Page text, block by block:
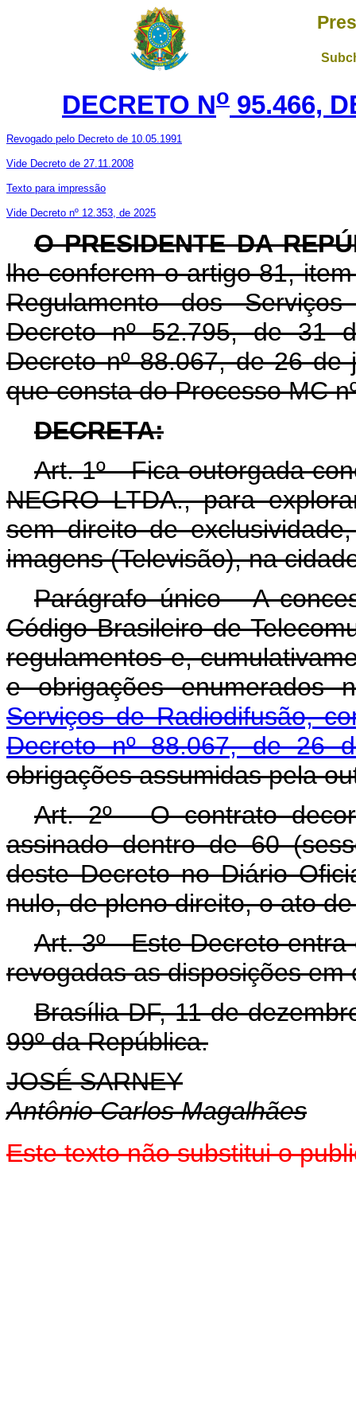
DECRETO No 95.466,
Revogado pelo Decreto de 10.05.1991
Vide Decreto de 27.11.2008
Texto para impressão
Vide Decreto nº 12.353, de 2025
O PRESIDENTE DA
lhe conferem o artigo 81,
Regulamento dos
Decreto nº 52.795, de 31
Decreto nº 88.067, de 26
que consta do Processo MC
DECRETA:
Art. 1º - Fica outorgada
NEGRO LTDA., para
sem direito de
imagens (Televisão), na
Parágrafo único - A
Código Brasileiro de
regulamentos e,
e obrigações enumerados
Serviços de Radiodifusão,
Decreto nº 88.067, de 26
obrigações assumidas pela
Art. 2º - O contrato
assinado dentro de 60
deste Decreto no Diário
nulo, de pleno direito, o ato
Art. 3º - Este Decreto
revogadas as disposições em
Brasília-DF, 11 de
99º da República.
JOSÉ SARNEY
Antônio Carlos Magalhães
Este texto não substitui o